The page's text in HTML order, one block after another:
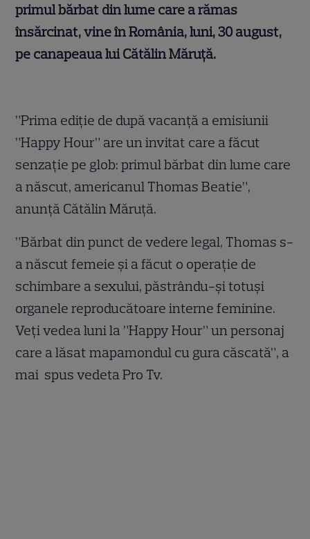
primul bărbat din lume care a rămas
însărcinat, vine în România, luni, 30 august,
pe canapeaua lui Cătălin Măruţă.
”Prima ediţie de după vacanţă a emisiunii
”Happy Hour” are un invitat care a făcut
senzaţie pe glob: primul bărbat din lume care
a născut, americanul Thomas Beatie”,
anunţă Cătălin Măruţă.
”Bărbat din punct de vedere legal, Thomas s-
a născut femeie şi a făcut o operaţie de
schimbare a sexului, păstrându-şi totuşi
organele reproducătoare interne feminine.
Veţi vedea luni la ”Happy Hour” un personaj
care a lăsat mapamondul cu gura căscată”, a
mai spus vedeta Pro Tv.